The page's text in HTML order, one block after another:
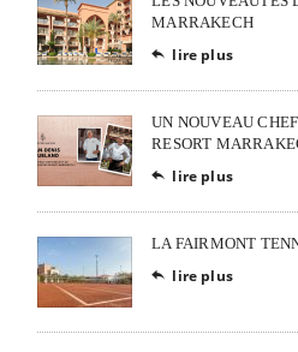
MARRAKECH
 lire plus
UN NOUVEAU
RESORT
 lire plus
LA FAIRMONT
 lire plus